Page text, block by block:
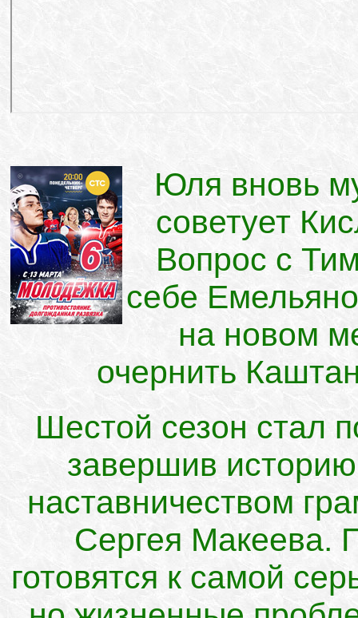
Юля вновь
советует
Вопрос с
себе
на новом
очернить
Шестой сезон стал
завершив
наставничеством
Сергея Макеева.
готовятся к самой